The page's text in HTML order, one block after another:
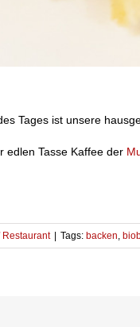
Tages ist unsere
edlen Tasse Kaffee der
Restaurant | Tags: backen